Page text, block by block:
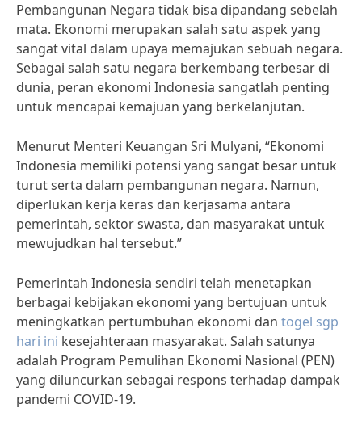
Pembangunan Negara tidak bisa dipandang sebelah
mata. Ekonomi merupakan salah satu aspek yang
sangat vital dalam upaya memajukan sebuah negara.
Sebagai salah satu negara berkembang terbesar di
dunia, peran ekonomi Indonesia sangatlah penting
untuk mencapai kemajuan yang berkelanjutan.
Menurut Menteri Keuangan Sri Mulyani, “Ekonomi
Indonesia memiliki potensi yang sangat besar untuk
turut serta dalam pembangunan negara. Namun,
diperlukan kerja keras dan kerjasama antara
pemerintah, sektor swasta, dan masyarakat untuk
mewujudkan hal tersebut.”
Pemerintah Indonesia sendiri telah menetapkan
berbagai kebijakan ekonomi yang bertujuan untuk
meningkatkan pertumbuhan ekonomi dan togel sgp
hari ini kesejahteraan masyarakat. Salah satunya
adalah Program Pemulihan Ekonomi Nasional (PEN)
yang diluncurkan sebagai respons terhadap dampak
pandemi COVID-19.